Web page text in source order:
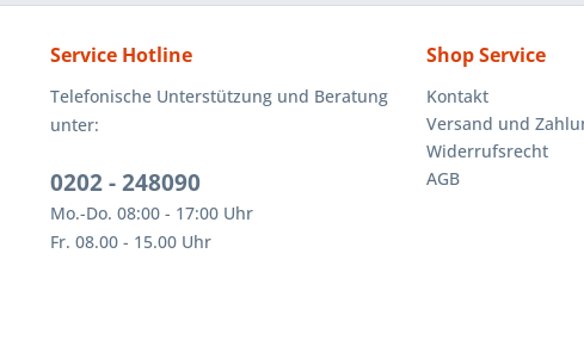
Service Hotline
Telefonische Unterstützung und Beratung
unter:
0202 - 248090
Mo.-Do. 08:00 - 17:00 Uhr
Fr. 08.00 - 15.00 Uhr
Shop Service
Kontakt
Versand und
Widerrufsrecht
AGB